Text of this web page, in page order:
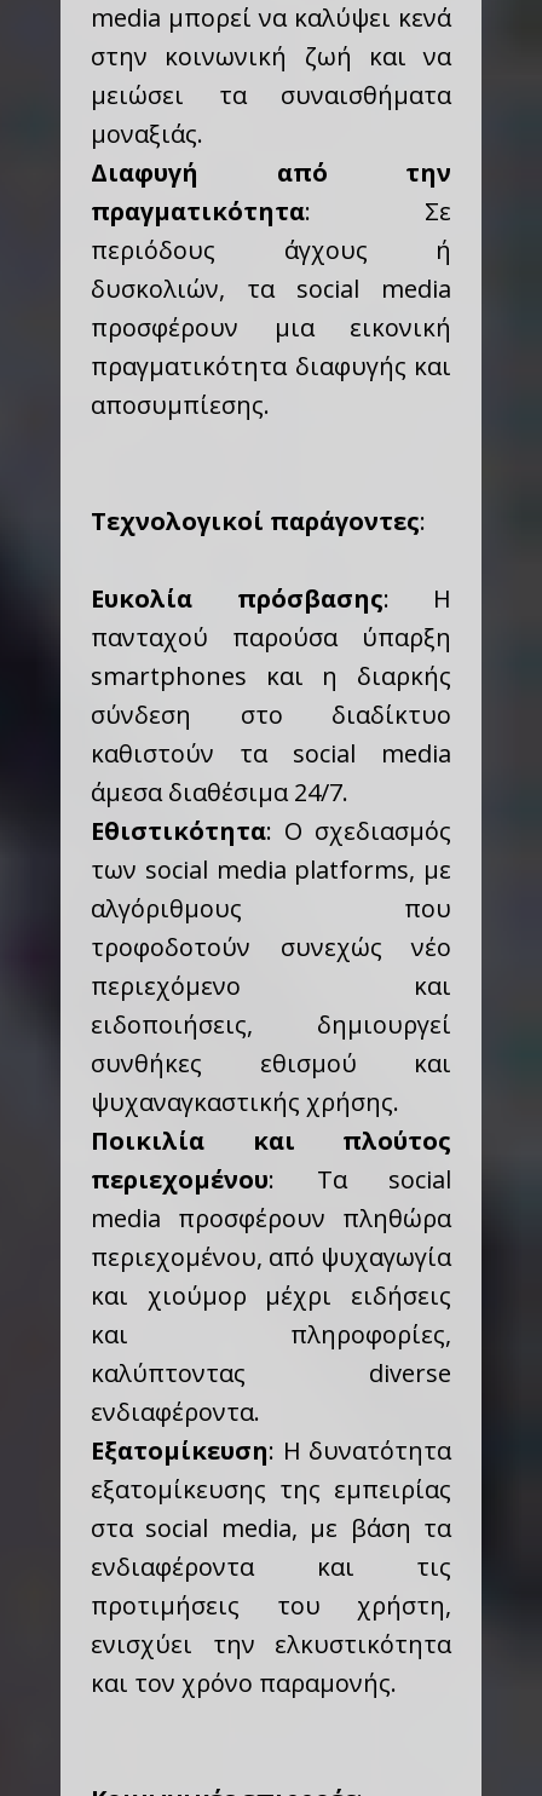
media μπορεί να καλύψει κενά
στην κοινωνική ζωή και να
μειώσει τα συναισθήματα
μοναξιάς.
Διαφυγή από την
πραγματικότητα: Σε
περιόδους άγχους ή
δυσκολιών, τα social media
προσφέρουν μια εικονική
πραγματικότητα διαφυγής και
αποσυμπίεσης.
Τεχνολογικοί παράγοντες:
Ευκολία πρόσβασης: Η
πανταχού παρούσα ύπαρξη
smartphones και η διαρκής
σύνδεση στο διαδίκτυο
καθιστούν τα social media
άμεσα διαθέσιμα 24/7.
Εθιστικότητα: Ο σχεδιασμός
των social media platforms, με
αλγόριθμους που
τροφοδοτούν συνεχώς νέο
περιεχόμενο και
ειδοποιήσεις, δημιουργεί
συνθήκες εθισμού και
ψυχαναγκαστικής χρήσης.
Ποικιλία και πλούτος
περιεχομένου: Τα social
media προσφέρουν πληθώρα
περιεχομένου, από ψυχαγωγία
και χιούμορ μέχρι ειδήσεις
και πληροφορίες,
καλύπτοντας diverse
ενδιαφέροντα.
Εξατομίκευση: Η δυνατότητα
εξατομίκευσης της εμπειρίας
στα social media, με βάση τα
ενδιαφέροντα και τις
προτιμήσεις του χρήστη,
ενισχύει την ελκυστικότητα
και τον χρόνο παραμονής.